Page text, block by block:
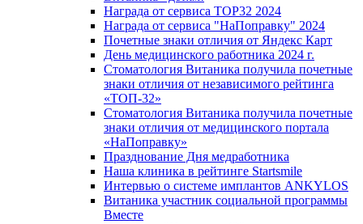
Награда от сервиса TOP32 2024
Награда от сервиса "НаПоправку" 2024
Почетные знаки отличия от Яндекс Карт
День медицинского работника 2024 г.
Стоматология Витаника получила почетные
знаки отличия от независимого рейтинга
«ТОП-32»
Стоматология Витаника получила почетные
знаки отличия от медицинского портала
«НаПоправку»
Празднование Дня медработника
Наша клиника в рейтинге Startsmile
Интервью о системе имплантов ANKYLOS
Витаника участник социальной программы
Вместе